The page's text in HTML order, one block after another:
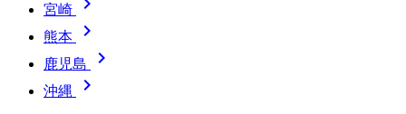
宮崎
熊本 
鹿児島 
沖縄
